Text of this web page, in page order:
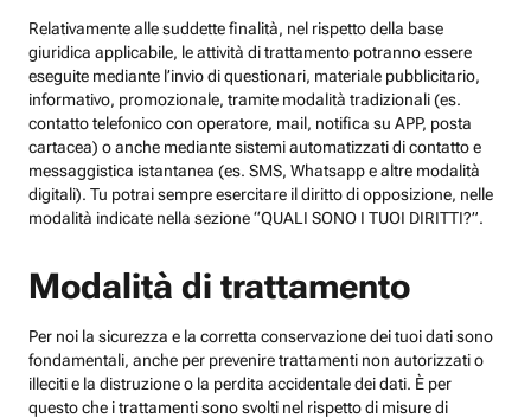
Relativamente alle suddette finalità, nel rispetto della base
giuridica applicabile, le attività di trattamento potranno essere
eseguite mediante l’invio di questionari, materiale pubblicitario,
informativo, promozionale, tramite modalità tradizionali (es.
contatto telefonico con operatore, mail, notifica su APP, posta
cartacea) o anche mediante sistemi automatizzati di contatto e
messaggistica istantanea (es. SMS, Whatsapp e altre modalità
digitali). Tu potrai sempre esercitare il diritto di opposizione, nelle
modalità indicate nella sezione “QUALI SONO I TUOI DIRITTI?”.
Modalità di trattamento
Per noi la sicurezza e la corretta conservazione dei tuoi dati sono
fondamentali, anche per prevenire trattamenti non autorizzati o
illeciti e la distruzione o la perdita accidentale dei dati. È per
questo che i trattamenti sono svolti nel rispetto di misure di